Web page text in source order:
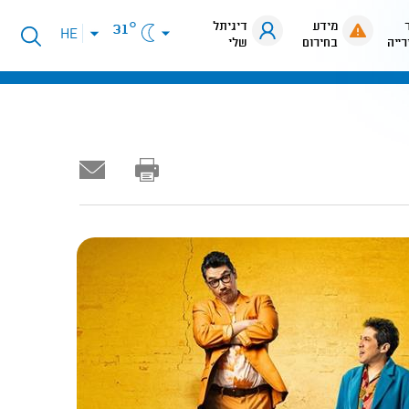
מידע
בחירום
דיגיתל
שלי
31°
פתיחת
תפריט
HE